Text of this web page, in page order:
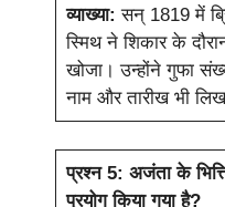
व्याख्या:सन् 1819 में
स्मिथ ने शिकार के
खोजा। उन्होंने गुफा
नाम और तारीख भी
प्रश्न 5: अजंता के
प्रयोग किया गया है?